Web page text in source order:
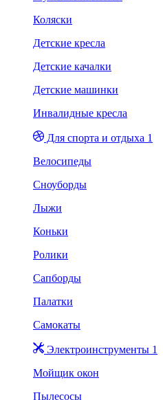
Коляски
Детские кресла
Детские качалки
Детские машинки
Инвалидные кресла
Для спорта и отдыха 1
Велосипеды
Сноуборды
Лыжи
Коньки
Ролики
Сапборды
Палатки
Самокаты
Электроинструменты 1
Мойщик окон
Пылесосы